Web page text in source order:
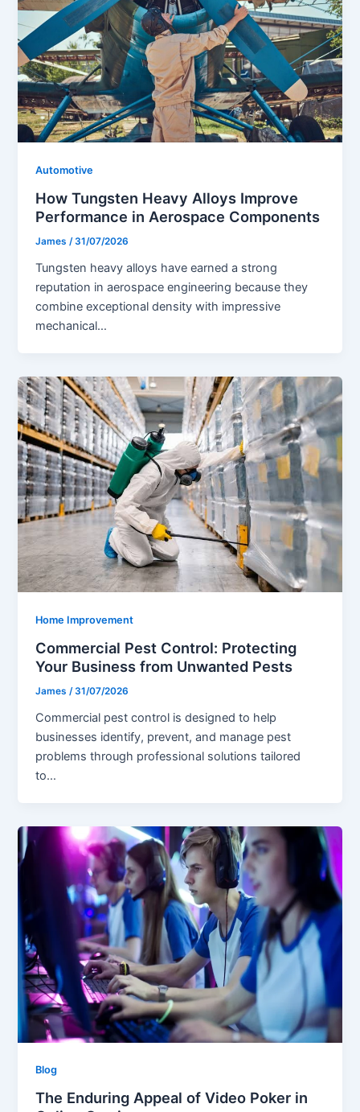
Automotive
How Tungsten Heavy Alloys Improve
Performance in Aerospace Components
James/31/07/2026
Tungsten heavy alloys have earned a strong
reputation in aerospace engineering because they
combine exceptional density with impressive
mechanical…
Home Improvement
Commercial Pest Control: Protecting
Your Business from Unwanted Pests
James/31/07/2026
Commercial pest control is designed to help
businesses identify, prevent, and manage pest
problems through professional solutions tailored
to…
Blog
The Enduring Appeal of Video Poker in